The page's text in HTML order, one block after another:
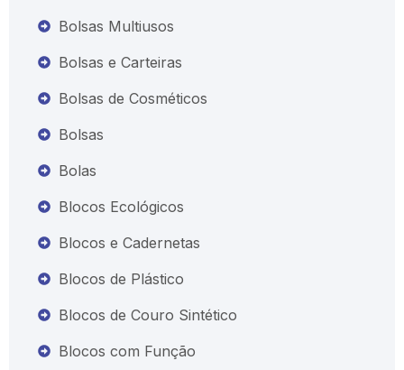
Bolsas Multiusos
Bolsas e Carteiras
Bolsas de Cosméticos
Bolsas
Bolas
Blocos Ecológicos
Blocos e Cadernetas
Blocos de Plástico
Blocos de Couro Sintético
Blocos com Função